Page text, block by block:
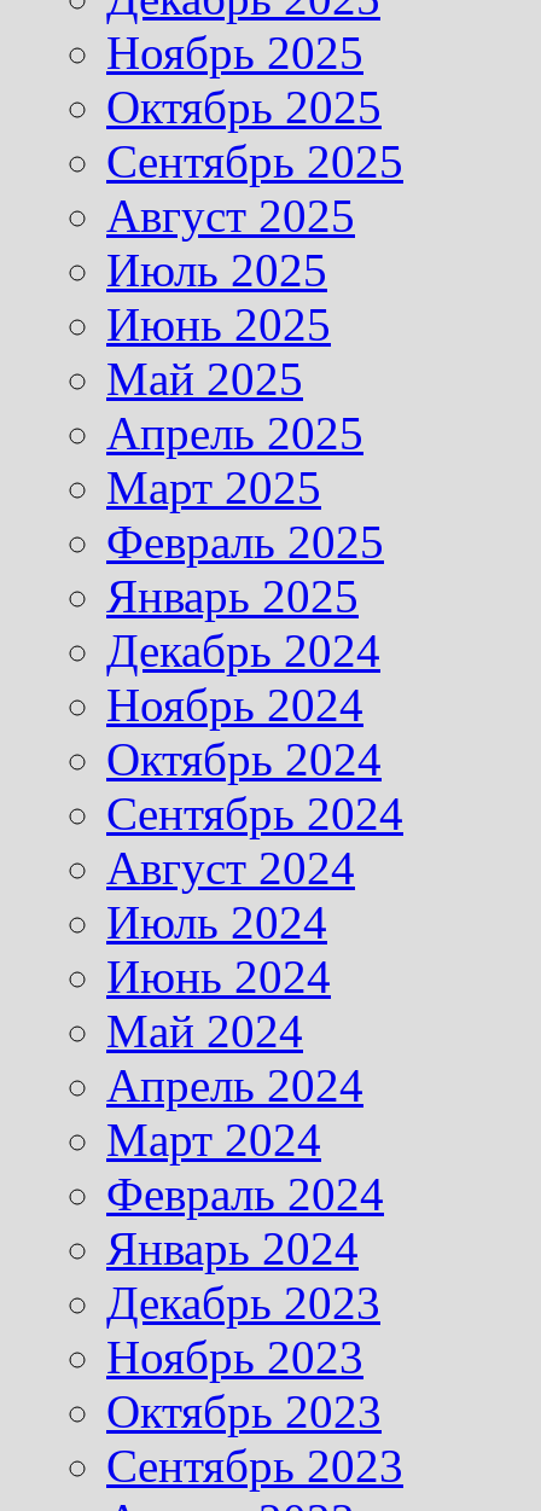
Ноябрь 2025
Октябрь 2025
Сентябрь 2025
Август 2025
Июль 2025
Июнь 2025
Май 2025
Апрель 2025
Март 2025
Февраль 2025
Январь 2025
Декабрь 2024
Ноябрь 2024
Октябрь 2024
Сентябрь 2024
Август 2024
Июль 2024
Июнь 2024
Май 2024
Апрель 2024
Март 2024
Февраль 2024
Январь 2024
Декабрь 2023
Ноябрь 2023
Октябрь 2023
Сентябрь 2023